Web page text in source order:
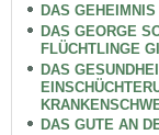
DAS
DAS GEORGE
FLÜCHTLINGE
DAS
DAS GUTE AN